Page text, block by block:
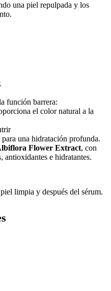
una piel repulpada y los
función barrera:
el color natural a la
para una hidratación profunda.
Flower Extract, con
antioxidantes e hidratantes.
limpia y después del sérum.